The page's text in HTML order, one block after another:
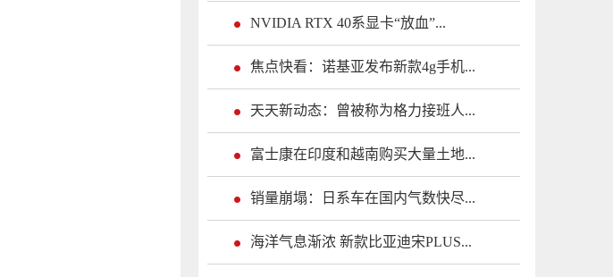
NVIDIA RTX 40系显卡“放血”...
焦点快看：诺基亚发布新款4g手机...
天天新动态：曾被称为格力接班人...
富士康在印度和越南购买大量土地...
销量崩塌：日系车在国内气数快尽...
海洋气息渐浓 新款比亚迪宋PLUS...